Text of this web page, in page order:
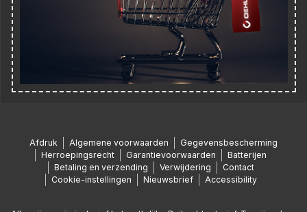
Afdruk Algemene voorwaarden
Gegevensbescherming
Herroepingsrecht
Garantievoorwaarden
Batterijen
Betaling en verzending
Verwijdering
Contact
Cookie-instellingen
Nieuwsbrief Accessibility